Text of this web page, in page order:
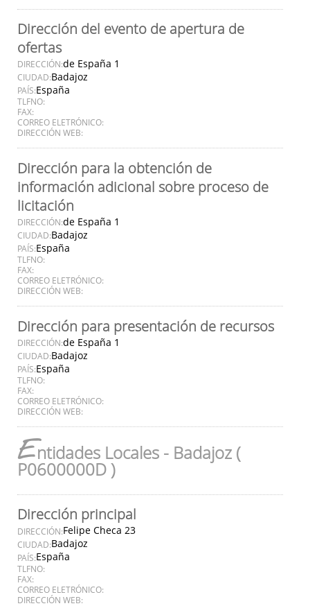
Dirección del evento de apertura de
ofertas
DIRECCIÓN:de España 1
CIUDAD:Badajoz
PAÍS:España
TLFNO:
FAX:
CORREO ELETRÓNICO:
DIRECCIÓN WEB:
Dirección para la obtención de
información adicional sobre proceso de
licitación
DIRECCIÓN:de España 1
CIUDAD:Badajoz
PAÍS:España
TLFNO:
FAX:
CORREO ELETRÓNICO:
DIRECCIÓN WEB:
Dirección para presentación de recursos
DIRECCIÓN:de España 1
CIUDAD:Badajoz
PAÍS:España
TLFNO:
FAX:
CORREO ELETRÓNICO:
DIRECCIÓN WEB:
Entidades Locales - Badajoz (
P0600000D )
Dirección principal
DIRECCIÓN:Felipe Checa 23
CIUDAD:Badajoz
PAÍS:España
TLFNO:
FAX:
CORREO ELETRÓNICO:
DIRECCIÓN WEB: